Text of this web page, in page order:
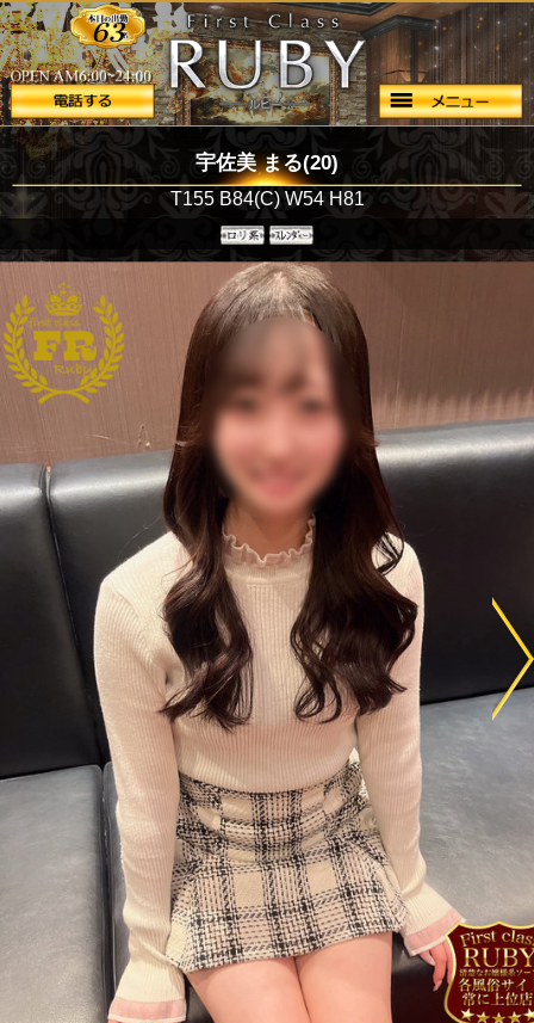
63
宇佐美 まる(20)
T155 B84(C) W54 H81